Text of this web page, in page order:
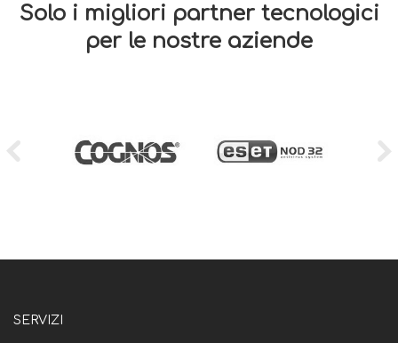
Solo i migliori partner tecnologici
per le nostre aziende
SERVIZI